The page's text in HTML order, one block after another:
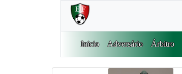
Inicio Adversário Árbitro